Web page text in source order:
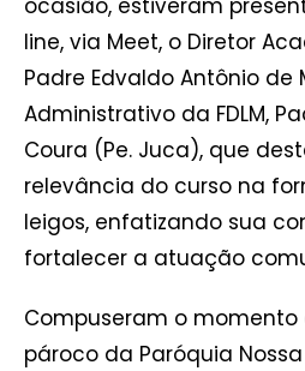
ocasião, estiveram
line, via Meet, o Diretor
Padre Edvaldo Antônio de
Administrativo da FDLM,
Coura (Pe. Juca), que
relevância do curso na
leigos, enfatizando sua
fortalecer a atuação
Compuseram o
pároco da Paróquia